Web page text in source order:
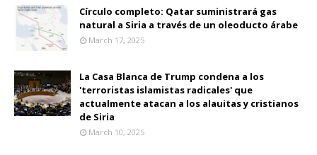
Círculo completo: Qatar suministrará gas
natural a Siria a través de un oleoducto árabe
March 17, 2025
La Casa Blanca de Trump condena a los
'terroristas islamistas radicales' que
actualmente atacan a los alauitas y cristianos
de Siria
March 10, 2025